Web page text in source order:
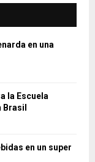
en una
la Escuela
en un super